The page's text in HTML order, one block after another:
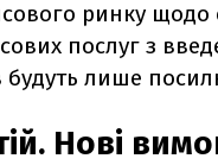
ринку щодо
послуг з
будуть лише
Нові